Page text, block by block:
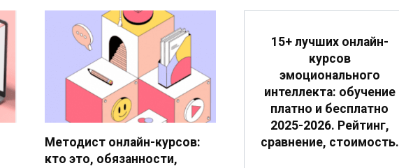
Методист онлайн-курсов:
кто это, обязанности,
15+ лучших онлайн-
курсов
эмоционального
интеллекта: обучение
платно и бесплатно
2025-2026. Рейтинг,
сравнение, стоимость.